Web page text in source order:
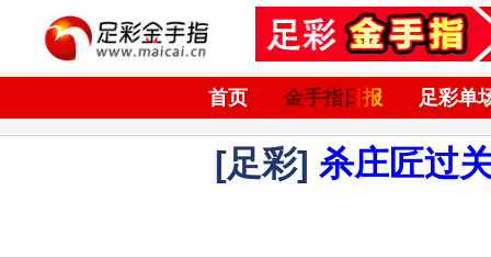
首页 金手指日报 足彩单
[足彩] 杀庄匠过